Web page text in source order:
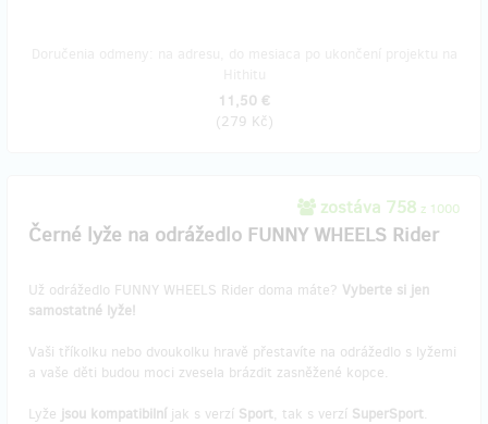
11,50 €
(279 Kč)
zostáva 758 z 1000
Černé lyže na odrážedlo FUNNY WHEELS Rider
Už odrážedlo FUNNY WHEELS Rider doma máte? Vyberte si jen
samostatné lyže!
Vaši tříkolku nebo dvoukolku hravě přestavíte na odrážedlo s lyžemi
a vaše děti budou moci zvesela brázdit zasněžené kopce.
Lyže jsou kompatibilní jak s verzí Sport, tak s verzí SuperSport.